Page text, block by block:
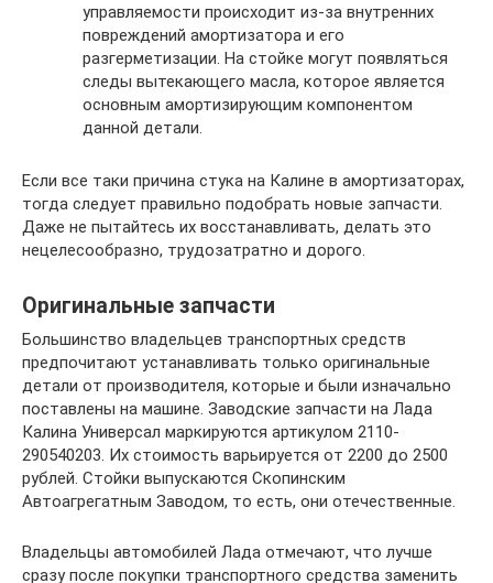
управляемости происходит из-за внутренних
повреждений амортизатора и его
разгерметизации. На стойке могут появляться
следы вытекающего масла, которое является
основным амортизирующим компонентом
данной детали.
Если все таки причина стука на Калине в амортизаторах,
тогда следует правильно подобрать новые запчасти.
Даже не пытайтесь их восстанавливать, делать это
нецелесообразно, трудозатратно и дорого.
Оригинальные запчасти
Большинство владельцев транспортных средств
предпочитают устанавливать только оригинальные
детали от производителя, которые и были изначально
поставлены на машине. Заводские запчасти на Лада
Калина Универсал маркируются артикулом 2110-
290540203. Их стоимость варьируется от 2200 до 2500
рублей. Стойки выпускаются Скопинским
Автоагрегатным Заводом, то есть, они отечественные.
Владельцы автомобилей Лада отмечают, что лучше
сразу после покупки транспортного средства заменить